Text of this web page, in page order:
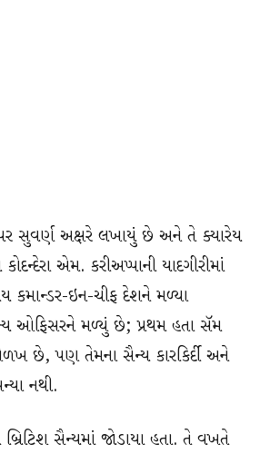
પર સુવર્ણ અક્ષરે લખાયું છે અને તે ક્યારેય
એમ. કરીઅપ્પાની યાદગીરીમાં
ઇન-ચીફ દેશને મળ્યા
ઓફિસરને મળ્યું છે; પ્રથમ હતા સૅમ
છે, પણ તેમના સૈન્ય કારકિર્દી અને
નથી.
સૈન્યમાં જોડાયા હતા. તે વખતે